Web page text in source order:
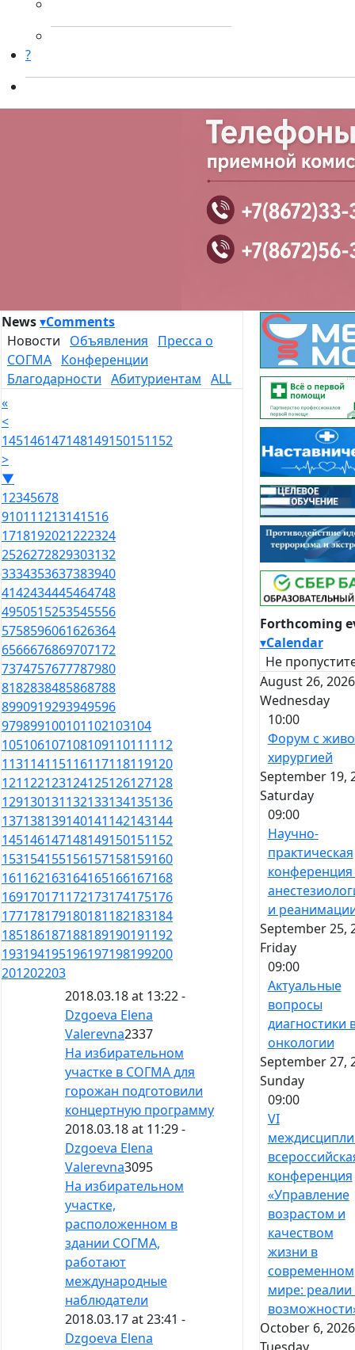
?
News▾Comments
Новости Объявления
Пресса о
СОГМА Конференции
Благодарности Абитуриентам ALL
«
<
145146147148149150151152
>
▼
12345678
910111213141516
1718192021222324
2526272829303132
3334353637383940
4142434445464748
4950515253545556
5758596061626364
6566676869707172
7374757677787980
8182838485868788
8990919293949596
979899100101102103104
105106107108109110111112
113114115116117118119120
121122123124125126127128
129130131132133134135136
137138139140141142143144
145146147148149150151152
153154155156157158159160
161162163164165166167168
169170171172173174175176
177178179180181182183184
185186187188189190191192
193194195196197198199200
201202203
2018.03.18 at 13:22 -
Dzgoeva Elena
Valerevna2337
На избирательном
участке в СОГМА для
горожан подготовили
концертную программу
2018.03.18 at 11:29 -
Dzgoeva Elena
Valerevna3095
На избирательном
участке,
расположенном в
здании СОГМА,
работают
международные
наблюдатели
2018.03.17 at 23:41 -
Dzgoeva Elena
Forthcoming
▾Calendar
Не
August 26,
Wednesday
10:00
Форум с
хирургией
September 19,
Saturday
09:00
Научно-
практическая
и
September 25,
Friday
09:00
Актуальные
вопросы
диагностики
онкологии
September 27,
Sunday
09:00
VI
конференция
«Управление
возрастом и
качеством
жизни в
современном
мире: реалии
October 6,